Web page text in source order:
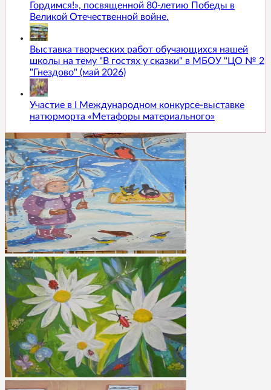
Гордимся!», посвященной 80-летию Победы в
Великой Отечественной войне.
Выставка творческих работ обучающихся нашей
школы на тему "В гостях у сказки" в МБОУ "ЦО № 2
"Гнездово" (май 2026)
Участие в I Международном конкурсе-выставке
натюрморта «Метафоры материального»